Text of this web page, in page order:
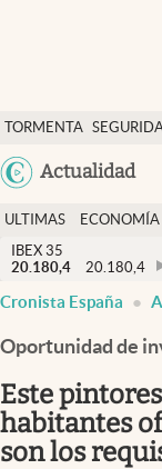
TORMENTA
Actualidad
Economía y finanzas
Política
Actualidad
Criptomonedas
España
ULTIMAS
NOTICIAS
ECONOMÍA
FINANZAS
IBEX 35
20.180,4
20.180,4
Cronista España
Oportunidad de
Este
habitantes
son los